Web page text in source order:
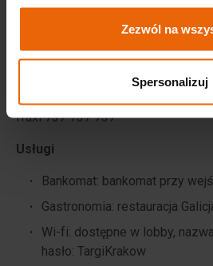
Zezwól na
Spersonalizuj
Centralna
Linie autobusowe:148
iTaxi 737 737 737
Usługi
Bankomat: bankomat przy
Gastronomia: restauracja
Wi-fi: dostępne w lobby,
hasło: TargiKrakow